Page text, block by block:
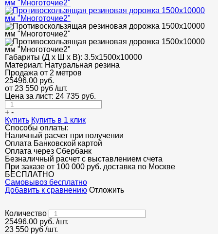
Габариты (Д х Ш х В): 3.5х1500х10000
Материал: Натуральная резина
Продажа от 2 метров
25496.00 руб.
от 23 550 руб /шт.
Цена за лист: 24 735 руб.
+ -
Купить Купить в 1 клик
Способы оплаты:
Наличный расчет при получении
Оплата Банковской картой
Оплата через Сбербанк
Безналичный расчет с выставлением счета
При заказе от 100 000 руб. доставка по Москве
БЕСПЛАТНО
Cамовывоз бесплатно
Добавить к сравнению Отложить
Количество
25496.00 руб. /шт.
23 550 руб /шт.